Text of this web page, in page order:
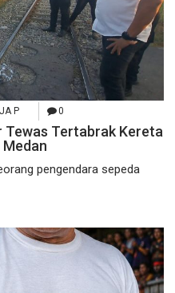
P 0
Tewas Tertabrak Kereta
pengendara sepeda